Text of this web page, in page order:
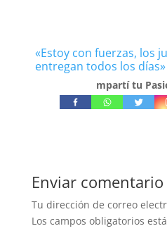
«Estoy con fuerzas, los
entregan todos los días»
mpartí tu
Enviar comentario
Tu dirección de correo
Los campos obligatorios